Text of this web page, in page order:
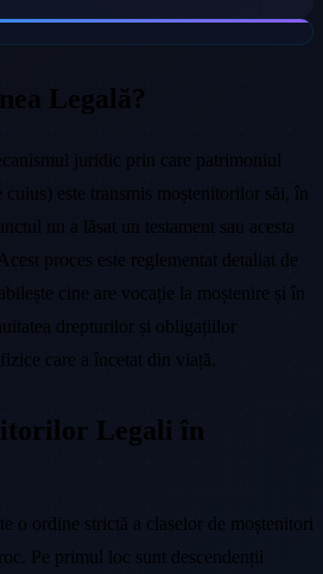
Legală?
juridic prin care patrimoniul
cuius) este transmis moștenitorilor săi, în
nu a lăsat un testament sau acesta
proces este reglementat detaliat de
cine are vocație la moștenire și în
drepturilor și obligațiilor
care a încetat din viață.
Legali în
o ordine strictă a claselor de moștenitori
Pe primul loc sunt descendenții